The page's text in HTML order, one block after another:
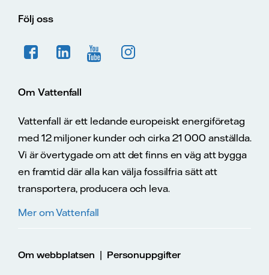
Följ oss
Om Vattenfall
Vattenfall är ett ledande europeiskt energiföretag
med 12 miljoner kunder och cirka 21 000 anställda.
Vi är övertygade om att det finns en väg att bygga
en framtid där alla kan välja fossilfria sätt att
transportera, producera och leva.
Mer om Vattenfall
Om webbplatsen | Personuppgifter